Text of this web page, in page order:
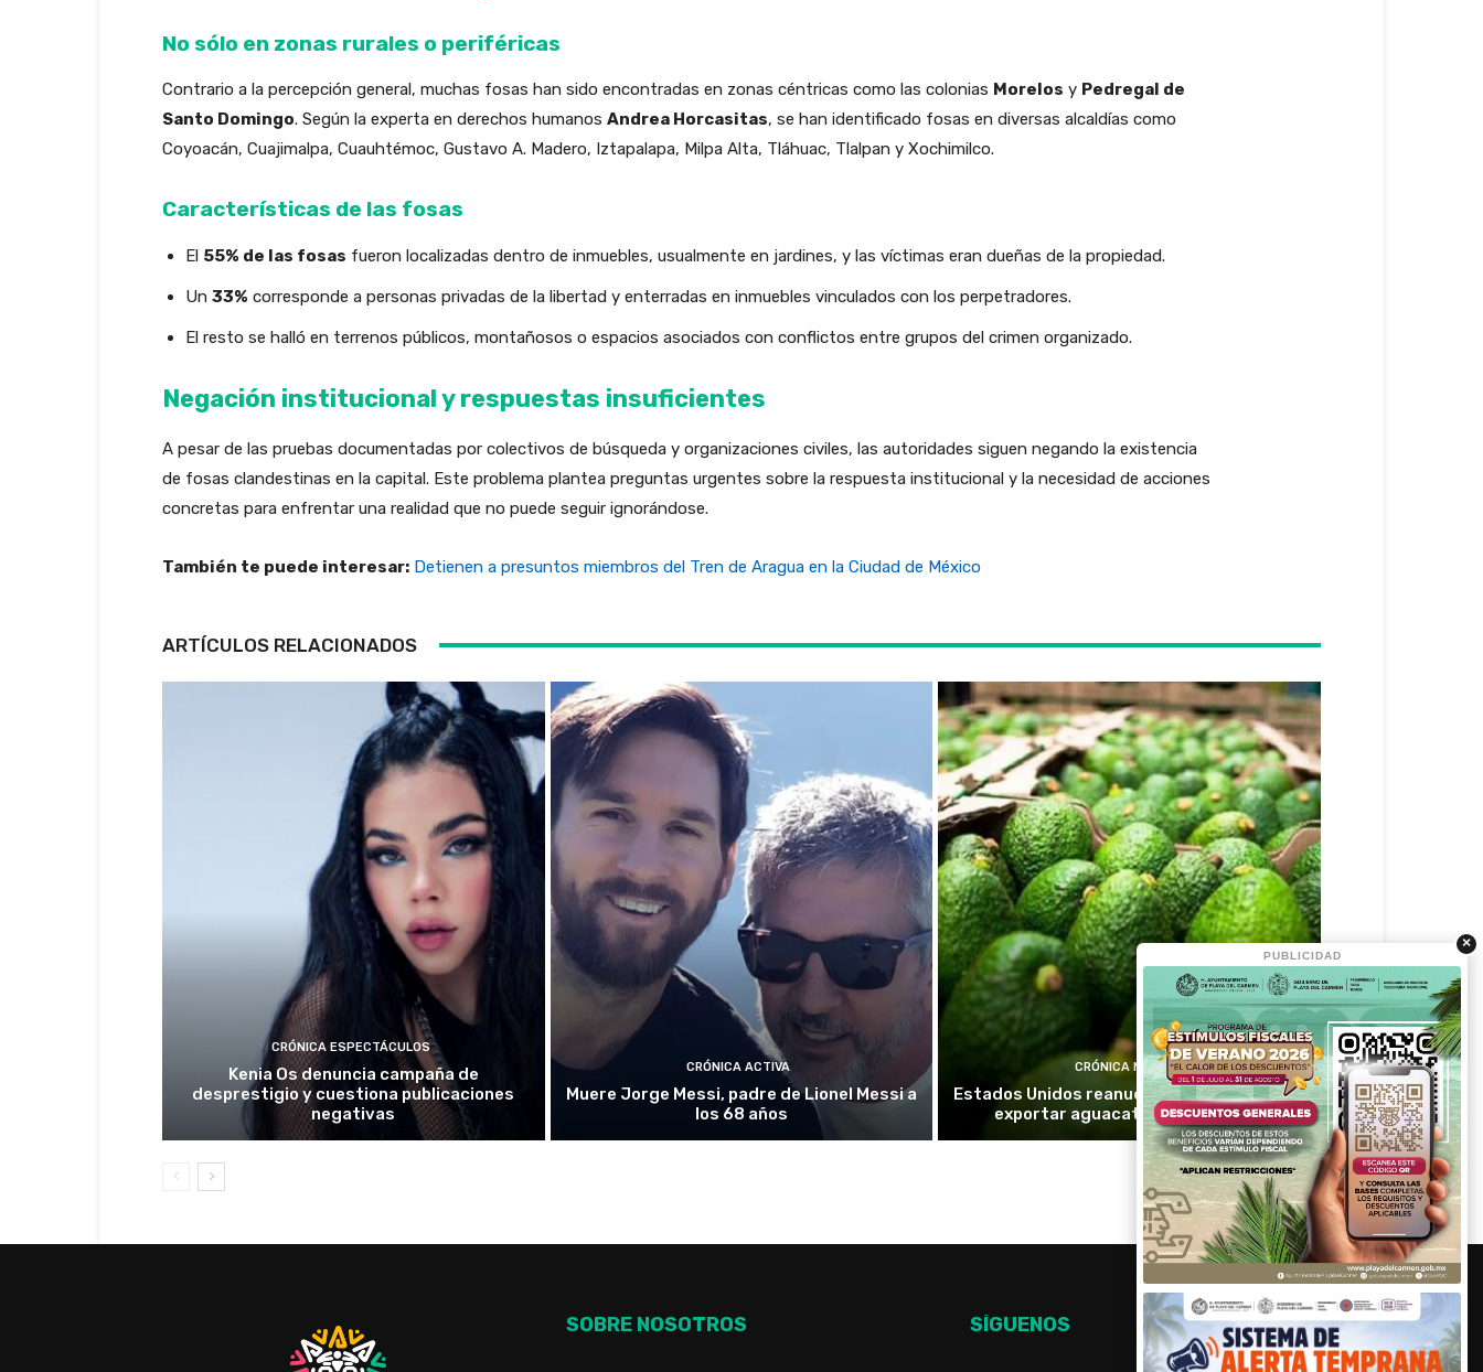
No sólo en zonas rurales o periféricas
Contrario a la percepción general, muchas fosas han sido encontradas en zonas céntricas como las colonias Morelos y Pedregal de
Santo Domingo. Según la experta en derechos humanos Andrea Horcasitas, se han identificado fosas en diversas alcaldías como
Coyoacán, Cuajimalpa, Cuauhtémoc, Gustavo A. Madero, Iztapalapa, Milpa Alta, Tláhuac, Tlalpan y Xochimilco.
Características de las fosas
El 55% de las fosas fueron localizadas dentro de inmuebles, usualmente en jardines, y las víctimas eran dueñas de la propiedad.
Un 33% corresponde a personas privadas de la libertad y enterradas en inmuebles vinculados con los perpetradores.
El resto se halló en terrenos públicos, montañosos o espacios asociados con conflictos entre grupos del crimen organizado.
Negación institucional y respuestas insuficientes
A pesar de las pruebas documentadas por colectivos de búsqueda y organizaciones civiles, las autoridades siguen negando la existencia
de fosas clandestinas en la capital. Este problema plantea preguntas urgentes sobre la respuesta institucional y la necesidad de acciones
concretas para enfrentar una realidad que no puede seguir ignorándose.
También te puede interesar: Detienen a presuntos miembros del Tren de Aragua en la Ciudad de México
ARTÍCULOS RELACIONADOS
CRÓNICA ESPECTÁCULOS
Kenia Os denuncia campaña de
desprestigio y cuestiona publicaciones
negativas
CRÓNICA ACTIVA
Muere Jorge Messi, padre de Lionel Messi a
los 68 años
CRÓNICA MÉXICO
Estados Unidos reanuda inspecciones para
exportar aguacate de Michoacán
SOBRE NOSOTROS SÍGUENOS
×
PUBLICIDAD